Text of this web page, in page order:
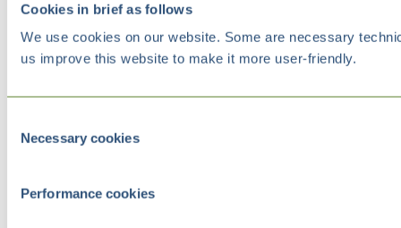
Cookies in brief as follows
We use cookies on our website. Some are necessary
us improve this website to make it more user-friendly.
Selection
Necessary cookies
Performance cookies